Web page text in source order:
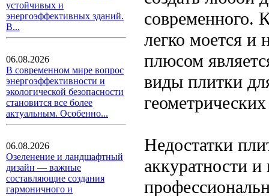
устойчивых и
энергоэффективных зданий.
В...
06.08.2026
В современном мире вопрос
энергоэффективности и
экологической безопасности
становится все более
актуальным. Особенно...
06.08.2026
Озеленение и ландшафтный
дизайн — важные
составляющие создания
гармоничного и
современного.
легко моется и
плюсом
виды плитки
Недостатки
аккуратности